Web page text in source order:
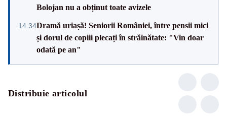
Bolojan nu a obținut toate avizele
14:34Dramă uriașă! Seniorii României, între pensii mici
și dorul de copiii plecați în străinătate: "Vin doar
odată pe an"
Distribuie articolul